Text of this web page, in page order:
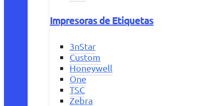
Impresoras de Etiquetas
3nStar
Custom
Honeywell
One
TSC
Zebra